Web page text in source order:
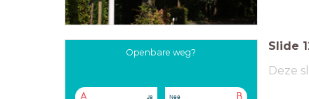
Openbare weg?
Ja Nee
Slide
Deze